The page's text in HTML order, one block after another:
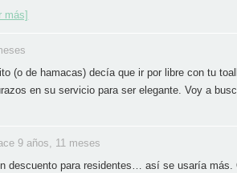
más]
(o de hamacas) decía que ir por libre con tu
en su servicio para ser elegante. Voy a
9 años, 11 meses
descuento para residentes… así se usaría más.